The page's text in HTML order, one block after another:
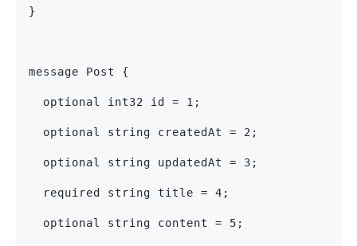
}
message Post {
  optional int32 id = 1;
  optional string createdAt = 2;
  optional string updatedAt = 3;
  required string title = 4;
  optional string content = 5;